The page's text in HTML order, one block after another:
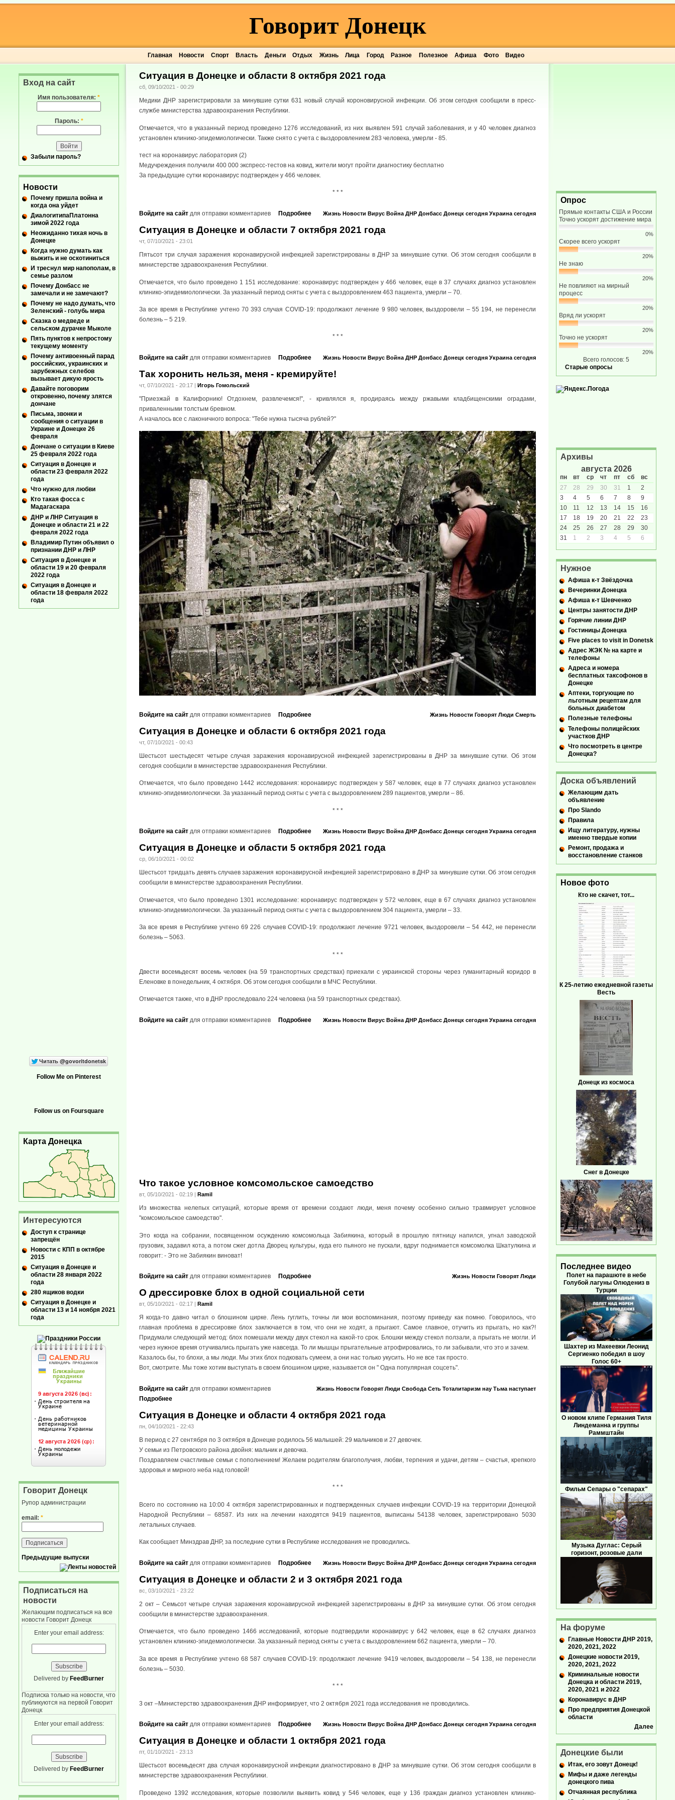
Главная Новости Спорт Власть Деньги Отдых Жизнь Лица Город Разное Полезное Афиша Фото Видео
Говорит Донецк
Ситуация в Донецке и области 8 октября 2021 года
сб, 09/10/2021 - 00:29
Медики ДНР зарегистрировали за минувшие сутки 631 новый случай короновирусной инфекции. Об этом сегодня сообщили в пресс-
службе министерства здравоохранения Республики.
Отмечается, что в указанный период проведено 1276 исследований, из них выявлен 591 случай заболевания, и у 40 человек диагноз
установлен клинико-эпидемиологически. Также снято с учета с выздоровлением 283 человека, умерли - 85.
тест на коронавирус лаборатория (2)
Медучреждения получили 400 000 экспресс-тестов на ковид, жители могут пройти диагностику бесплатно
За предыдущие сутки коронавирус подтвержден у 466 человек.
* * *
Жизнь Новости Вирус Война ДНР Донбасс Донецк сегодня Украина сегодня
Войдите на сайт для отправки комментариев Подробнее
Ситуация в Донецке и области 7 октября 2021 года
чт, 07/10/2021 - 23:01
Пятьсот три случая заражения коронавирусной инфекцией зарегистрированы в ДНР за минувшие сутки. Об этом сегодня сообщили в
министерстве здравоохранения Республики.
Отмечается, что было проведено 1 151 исследование: коронавирус подтвержден у 466 человек, еще в 37 случаях диагноз установлен
клинико-эпидемиологически. За указанный период сняты с учета с выздоровлением 463 пациента, умерли – 70.
За все время в Республике учтено 70 393 случая COVID-19: продолжают лечение 9 980 человек, выздоровели – 55 194, не перенесли
болезнь – 5 219.
* * *
Жизнь Новости Вирус Война ДНР Донбасс Донецк сегодня Украина сегодня
Войдите на сайт для отправки комментариев Подробнее
Так хоронить нельзя, меня - кремируйте!
чт, 07/10/2021 - 20:17 | Игорь Гомольский
"Приезжай в Калифорнию! Отдохнем, развлечемся!", - кривлялся я, продираясь между ржавыми кладбищенскими оградами,
приваленными толстым бревном.
А началось все с лаконичного вопроса: "Тебе нужна тысяча рублей?"
Жизнь Новости Говорят Люди Смерть
Войдите на сайт для отправки комментариев Подробнее
Ситуация в Донецке и области 6 октября 2021 года
чт, 07/10/2021 - 00:43
Шестьсот шестьдесят четыре случая заражения коронавирусной инфекцией зарегистрированы в ДНР за минувшие сутки. Об этом
сегодня сообщили в министерстве здравоохранения Республики.
Отмечается, что было проведено 1442 исследования: коронавирус подтвержден у 587 человек, еще в 77 случаях диагноз установлен
клинико-эпидемиологически. За указанный период сняты с учета с выздоровлением 289 пациентов, умерли – 86.
* * *
Жизнь Новости Вирус Война ДНР Донбасс Донецк сегодня Украина сегодня
Войдите на сайт для отправки комментариев Подробнее
Ситуация в Донецке и области 5 октября 2021 года
ср, 06/10/2021 - 00:02
Шестьсот тридцать девять случаев заражения коронавирусной инфекцией зарегистрировано в ДНР за минувшие сутки. Об этом сегодня
сообщили в министерстве здравоохранения Республики.
Отмечается, что было проведено 1301 исследование: коронавирус подтвержден у 572 человек, еще в 67 случаях диагноз установлен
клинико-эпидемиологически. За указанный период сняты с учета с выздоровлением 304 пациента, умерли – 33.
За все время в Республике учтено 69 226 случаев COVID-19: продолжают лечение 9721 человек, выздоровели – 54 442, не перенесли
болезнь – 5063.
* * *
Двести восемьдесят восемь человек (на 59 транспортных средствах) приехали с украинской стороны через гуманитарный коридор в
Еленовке в понедельник, 4 октября. Об этом сегодня сообщили в МЧС Республики.
Отмечается также, что в ДНР проследовало 224 человека (на 59 транспортных средствах).
Жизнь Новости Вирус Война ДНР Донбасс Донецк сегодня Украина сегодня
Войдите на сайт для отправки комментариев Подробнее
Что такое условное комсомольское самоедство
вт, 05/10/2021 - 02:19 | Ramil
Из множества нелепых ситуаций, которые время от времени создают люди, меня почему особенно сильно травмирует условное
"комсомольское самоедство".
Это когда на собрании, посвященном осуждению комсомольца Забиякина, который в прошлую пятницу напился, угнал заводской
грузовик, задавил кота, а потом сжег дотла Дворец культуры, куда его пьяного не пускали, вдруг поднимается комсомолка Шкатулкина и
говорит: - Это не Забиякин виноват!
Жизнь Новости Говорят Люди
Войдите на сайт для отправки комментариев Подробнее
О дрессировке блох в одной социальной сети
вт, 05/10/2021 - 02:17 | Ramil
Я когда-то давно читал о блошином цирке. Лень гуглить, точны ли мои воспоминания, поэтому приведу как помню. Говорилось, что
главная проблема в дрессировке блох заключается в том, что они не ходят, а прыгают. Самое главное, отучить из прыгать, но как?!
Придумали следующий метод: блох помешали между двух стекол на какой-то срок. Блошки между стекол ползали, а прыгать не могли. И
через нужное время отучивались прыгать уже навсегда. То ли мышцы прыгательные атрофировались, то ли забывали, что это и зачем.
Казалось бы, то блохи, а мы люди. Мы этих блох подковать сумеем, а они нас только укусить. Но не все так просто.
Вот, смотрите. Мы тоже хотим выступать в своем блошином цирке, называется он " Одна популярная соцсеть".
Жизнь Новости Говорят Люди Свобода Сеть Тоталитаризм нау Тьма наступает
Войдите на сайт для отправки комментариев
Подробнее
Ситуация в Донецке и области 4 октября 2021 года
пн, 04/10/2021 - 22:43
В период с 27 сентября по 3 октября в Донецке родилось 56 малышей: 29 мальчиков и 27 девочек.
У семьи из Петровского района двойня: мальчик и девочка.
Поздравляем счастливые семьи с пополнением! Желаем родителям благополучия, любви, терпения и удачи, детям – счастья, крепкого
здоровья и мирного неба над головой!
* * *
Всего по состоянию на 10:00 4 октября зарегистрированных и подтвержденных случаев инфекции COVID-19 на территории Донецкой
Народной Республики – 68587. Из них на лечении находятся 9419 пациентов, выписаны 54138 человек, зарегистрировано 5030
летальных случаев.
Как сообщает Минздрав ДНР, за последние сутки в Республике исследования не проводились.
Жизнь Новости Вирус Война ДНР Донбасс Донецк сегодня Украина сегодня
Войдите на сайт для отправки комментариев Подробнее
Ситуация в Донецке и области 2 и 3 октября 2021 года
вс, 03/10/2021 - 23:22
2 окт – Семьсот четыре случая заражения коронавирусной инфекцией зарегистрированы в ДНР за минувшие сутки. Об этом сегодня
сообщили в министерстве здравоохранения.
Отмечается, что было проведено 1466 исследований, которые подтвердили коронавирус у 642 человек, еще в 62 случаях диагноз
установлен клинико-эпидемиологически. За указанный период сняты с учета с выздоровлением 662 пациента, умерли – 70.
За все время в Республике учтено 68 587 случаев COVID-19: продолжают лечение 9419 человек, выздоровели – 54 138, не перенесли
болезнь – 5030.
* * *
3 окт –Министерство здравоохранения ДНР информирует, что 2 октября 2021 года исследования не проводились.
Жизнь Новости Вирус Война ДНР Донбасс Донецк сегодня Украина сегодня
Войдите на сайт для отправки комментариев Подробнее
Ситуация в Донецке и области 1 октября 2021 года
пт, 01/10/2021 - 23:13
Шестьсот восемьдесят два случая коронавирусной инфекции диагностировано в ДНР за минувшие сутки. Об этом сегодня сообщили в
министерстве здравоохранения Республики.
Проведено 1392 исследования, которые позволили выявить ковид у 546 человек, еще у 136 граждан диагноз установлен клинико-
Вход на сайт
Имя пользователя: *
Пароль: *
Забыли пароль?
Новости
Почему пришла война и
когда она уйдет
ДиалогитипаПлатонна
зимой 2022 года
Неожиданно тихая ночь в
Донецке
Когда нужно думать как
выжить и не оскотиниться
И треснул мир напополам, в
семье разлом
Почему Донбасс не
замечали и не замечают?
Почему не надо думать, что
Зеленский - голубь мира
Сказка о медведе и
сельском дурачке Мыколе
Пять пунктов к непростому
текущему моменту
Почему антивоенный парад
российских, украинских и
зарубежных селебов
вызывает дикую ярость
Давайте поговорим
откровенно, почему злятся
дончане
Письма, звонки и
сообщения о ситуации в
Украине и Донецке 26
февраля
Дончане о ситуации в Киеве
25 февраля 2022 года
Ситуация в Донецке и
области 23 февраля 2022
года
Что нужно для любви
Кто такая фосса с
Мадагаскара
ДНР и ЛНР Ситуация в
Донецке и области 21 и 22
февраля 2022 года
Владимир Путин объявил о
признании ДНР и ЛНР
Ситуация в Донецке и
области 19 и 20 февраля
2022 года
Ситуация в Донецке и
области 18 февраля 2022
года
Follow Me on Pinterest
Follow us on Foursquare
Карта Донецка
Интересуются
Доступ к странице
запрещён
Новости с КПП в октябре
2015
Ситуация в Донецке и
области 28 января 2022
года
280 ящиков водки
Ситуация в Донецке и
области 13 и 14 ноября 2021
года
Говорит Донецк
Рупор администрации
email: *
Предыдущие выпуски
Подписаться на
новости
Желающим подписаться на все
новости Говорит Донецк
Enter your email address:
Delivered by FeedBurner
Подписка только на новости, что
публикуются на первой Говорит
Донецк
Enter your email address:
Delivered by FeedBurner
Опрос
Прямые контакты США и России
Точно ускорят достижение мира
0%
Скорее всего ускорят
20%
Не знаю
20%
Не повлияют на мирный
процесс
20%
Вряд ли ускорят
20%
Точно не ускорят
20%
Всего голосов: 5
Старые опросы
Архивы
августа 2026
пн вт ср чт пт сб
вс
27
28 29 30 31 1
2
3
4 5 6 7 8
9
10
11 12 13 14 15
16
17
18 19 20 21 22
23
24
25 26 27 28 29
30
31
1 2 3 4 5 6
Нужное
Афиша к-т Звёздочка
Вечеринки Донецка
Афиша к-т Шевченко
Центры занятости ДНР
Горячие линии ДНР
Гостиницы Донецка
Five places to visit in Donetsk
Адрес ЖЭК № на карте и
телефоны
Адреса и номера
бесплатных таксофонов в
Донецке
Аптеки, торгующие по
льготным рецептам для
больных диабетом
Полезные телефоны
Телефоны полицейских
участков ДНР
Что посмотреть в центре
Донецка?
Доска объявлений
Желающим дать
объявление
Про Slando
Правила
Ищу литературу, нужны
именно твердые копии
Ремонт, продажа и
восстановление станков
Новое фото
Кто не скачет, тот...
К 25-летию ежедневной газеты
Весть
Донецк из космоса
Снег в Донецке
Последнее видео
Полет на парашюте в небе
Голубой лагуны Олюдениз в
Турции
Шахтер из Макеевки Леонид
Сергиенко победил в шоу
Голос 60+
О новом клипе Германия Тиля
Линдеманна и группы
Раммштайн
Фильм Сепары о "сепарах"
Музыка Дуглас: Серый
горизонт, розовые дали
На форуме
Главные Новости ДНР 2019,
2020, 2021, 2022
Донецкие новости 2019,
2020, 2021, 2022
Криминальные новости
Донецка и области 2019,
2020, 2021 и 2022
Коронавирус в ДНР
Про предприятия Донецкой
области
Далее
Донецкие были
Итак, его зовут Донецк!
Мифы и даже легенды
донецкого пива
Отчаянная республика